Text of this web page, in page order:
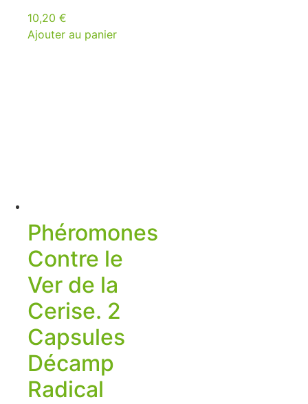
10,20 €
Ajouter au panier
Phéromones
Contre le
Ver de la
Cerise. 2
Capsules
Décamp
Radical